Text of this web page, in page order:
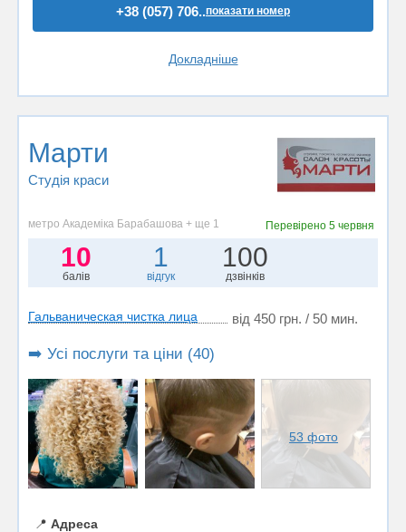
+38 (057) 706..показати номер
Докладніше
Марти
Студія краси
метро Академіка Барабашова + ще 1 Перевірено 5 червня
10
балів
1
відгук
100
дзвінків
Гальваническая чистка лица від 450 грн. / 50 мин.
➡️ Усі послуги та ціни (40)
53 фото
📍 Адреса